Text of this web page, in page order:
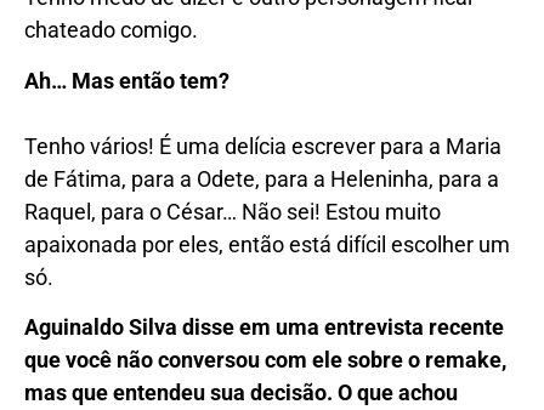
chateado comigo.
Ah… Mas então tem?
Tenho vários! É uma delícia escrever para a Maria
de Fátima, para a Odete, para a Heleninha, para a
Raquel, para o César… Não sei! Estou muito
apaixonada por eles, então está difícil escolher um
só.
Aguinaldo Silva disse em uma entrevista recente
que você não conversou com ele sobre o remake,
mas que entendeu sua decisão. O que achou